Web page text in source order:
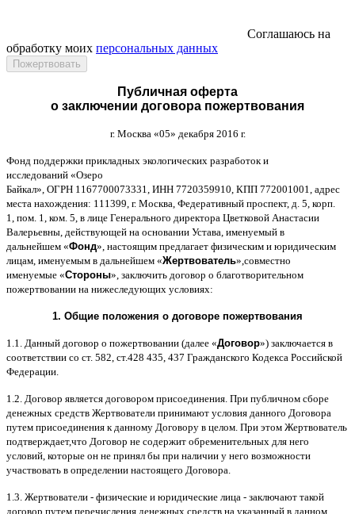
Соглашаюсь на
обработку моих персональных данных
Публичная оферта
о заключении договора пожертвования
г. Москва «05» декабря 2016 г.
Фонд поддержки прикладных экологических разработок и
исследований «Озеро
Байкал», ОГРН 1167700073331, ИНН 7720359910, КПП 772001001, адрес
места нахождения: 111399, г. Москва Федеративный проспект, д . 5, корп
1, пом . 1, ком . 5, в лице Генерального директора Цветковой Анастасии
Валерьевны действующей на основании Устава именуемый в
дальнейшем «Фонд», настоящим предлагает физическим и юридическим
лицам именуемым в дальнейшем «Жертвователь», совместно
именуемые «Стороны», заключить договор o благотворительном
пожертвовании на нижеследующих условиях:
1. Общие положения o договоре пожертвования
1.1. Данный договор о пожертвовании (далее «Договор») заключается в
соответствии со ст. 582, ст.428 435, 437 Гражданского Кодекса Российской
Федерации
1.2. Договор является договором присоединения При публичном сборе
денежных средств Жертвователи принимают условия данного Договора
путем присоединения к данному Договору в целом При этом Жертвователь
подтверждает,что Договор не содержит обременительных для него
условий которые он не принял бы при наличии у него возможности
участвовать в определении настоящего Договора
1.3. Жертвователи - физические и юридические лица - заключают такой
договор путем перечисления денежных средств на указанный в данном